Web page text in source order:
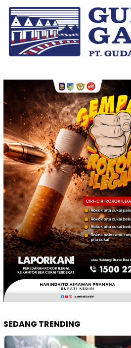
SEDANG TRENDING